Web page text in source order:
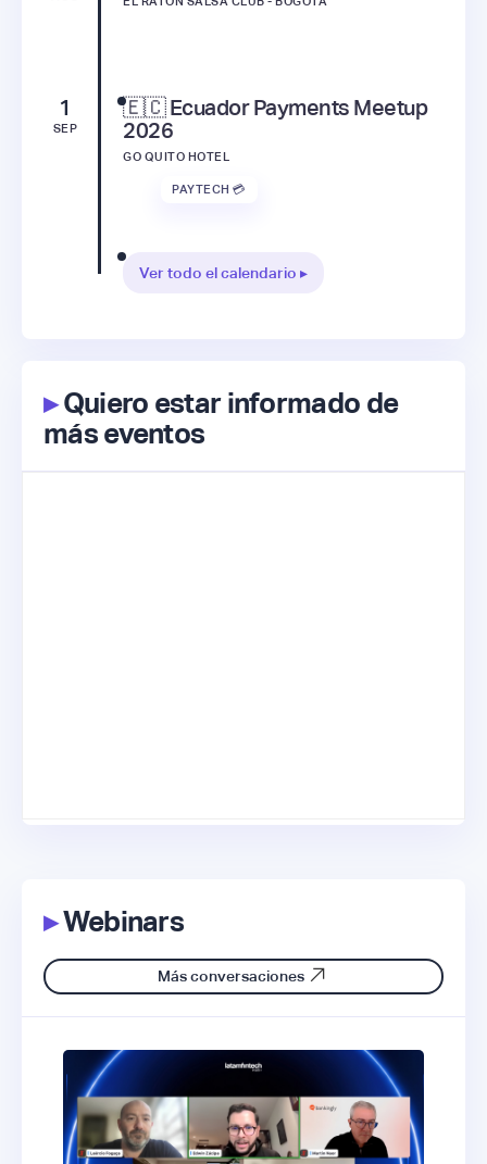
1
SEP
🇪🇨 Ecuador Payments Meetup
2026
GO QUITO HOTEL
PAYTECH 💳
Ver todo el calendario ▸
▸Quiero estar informado de
más eventos
▸Webinars
Más conversaciones